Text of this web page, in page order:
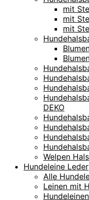
mit
mit
mit
DEKO
Welpen
Hundeleine Leder
Alle
Leinen mit